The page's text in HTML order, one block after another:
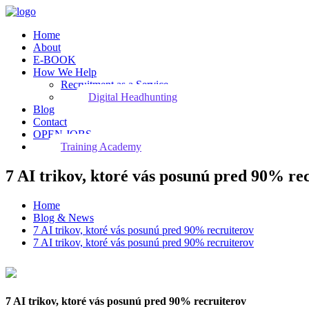
Home
About
E-BOOK
How We Help
Recruitment as a Service
Digital Headhunting
Blog
Contact
OPEN JOBS
Training Academy
7 AI trikov, ktoré vás posunú pred 90%
Home
Blog & News
7 AI trikov, ktoré vás posunú pred 90% recruiterov
7 AI trikov, ktoré vás posunú pred 90% recruiterov
7 AI trikov, ktoré vás posunú pred 90% recruiterov